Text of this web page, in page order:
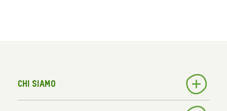
Chi siamo